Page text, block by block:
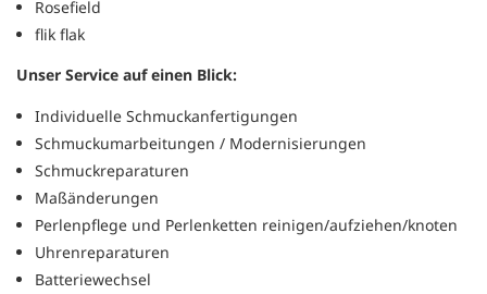
Rosefield
flik flak
Unser Service auf einen Blick:
Individuelle Schmuckanfertigungen
Schmuckumarbeitungen / Modernisierungen
Schmuckreparaturen
Maßänderungen
Perlenpflege und Perlenketten reinigen/aufziehen/knoten
Uhrenreparaturen
Batteriewechsel